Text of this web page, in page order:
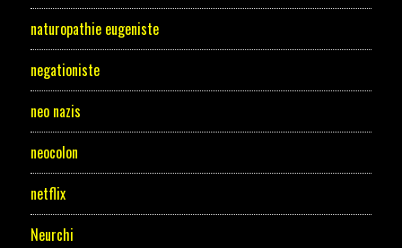
naturopathie eugeniste
negationiste
neo nazis
neocolon
netflix
Neurchi